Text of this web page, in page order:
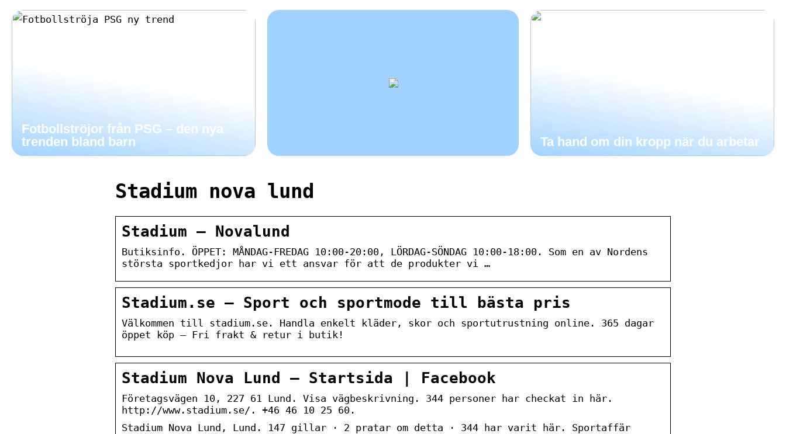
Fotbollströjor från PSG – den nya
trenden bland barn
Ta hand om din kropp när du arbetar
Stadium nova lund
Stadium – Novalund
Butiksinfo. ÖPPET: MÅNDAG-FREDAG 10:00-20:00, LÖRDAG-SÖNDAG 10:00-18:00. Som en av Nordens
största sportkedjor har vi ett ansvar för att de produkter vi …
Stadium.se – Sport och sportmode till bästa pris
Välkommen till stadium.se. Handla enkelt kläder, skor och sportutrustning online. 365 dagar
öppet köp – Fri frakt & retur i butik!
Stadium Nova Lund – Startsida | Facebook
Företagsvägen 10, 227 61 Lund. Visa vägbeskrivning. 344 personer har checkat in här.
http://www.stadium.se/. +46 46 10 25 60.
Stadium Nova Lund, Lund. 147 gillar · 2 pratar om detta · 344 har varit här. Sportaffär